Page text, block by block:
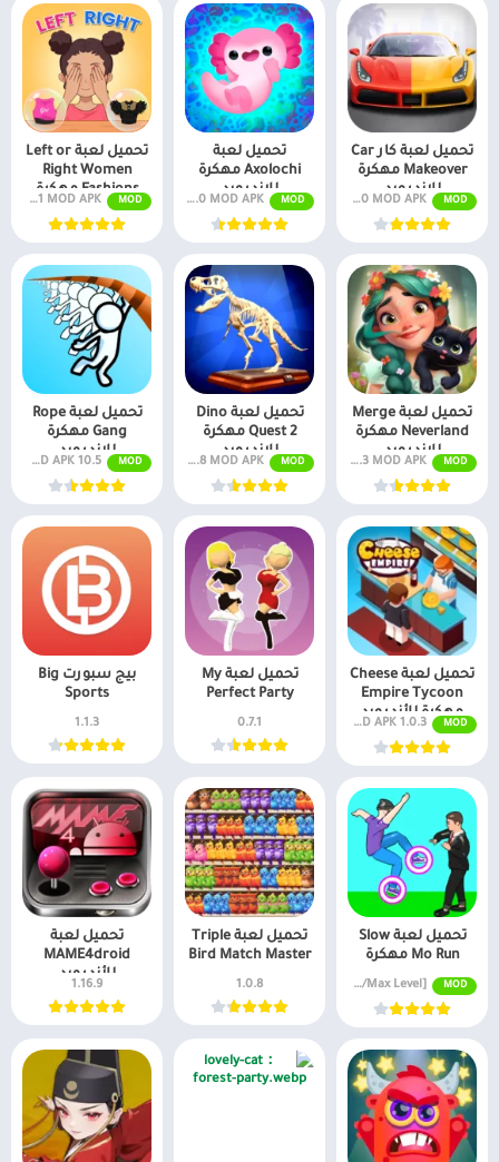
تحميل لعبة كار Car
Makeover مهكرة
للاندرويد
MOD v1.50 MOD APK (عدد غير محدود من النجوم والمال)
تحميل لعبة
Axolochi مهكرة
للاندرويد
MOD v2.0 MOD APK (تسوق مجاني)
تحميل لعبة Left or
Right Women
Fashions مهكرة
للاندرويد MOD v1.0.21 MOD APK (مكافآت مجانية)
تحميل لعبة Merge
Neverland مهكرة
للاندرويد
MOD v1.6.3 MOD APK (شراء مجاني)
تحميل لعبة Dino
Quest 2 مهكرة
للاندرويد
MOD v1.23.8 MOD APK (أموال غير محدودة)
تحميل لعبة Rope
Gang مهكرة
للاندرويد
MOD MOD APK 10.5 عدد غير محدود من الماس
تحميل لعبة Cheese
Empire Tycoon
مهكرة للأندرويد
MOD MOD APK 1.0.3 أموال غير محدودة
تحميل لعبة My
Perfect Party
0.7.1
بيج سبورت Big
Sports
1.1.3
تحميل لعبة Slow
Mo Run مهكرة
MOD
v5.5 MOD APK [Unlimited Money/Max Level]
تحميل لعبة Triple
Bird Match Master
1.0.8
تحميل لعبة
MAME4droid
للأندرويد
1.16.9